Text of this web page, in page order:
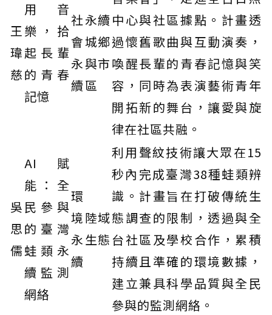
王
瑋
慈
用音
樂，拾
起長輩
的青春
記憶
社
會
永
續
永續
城鄉
與市
區
中心與社區據點。計畫透
過懷舊歌曲與互動演奏，
喚醒長輩的青春記憶與笑
容，同時為表演藝術青年
開拓新的舞台，讓愛與旋
律在社區共融。
吳
思
儒
AI賦
能：全
民參與
的臺灣
蛙類永
續監測
網絡
環
境
永
續
陸域
生態
利用聲紋技術讓大眾在15
秒內完成臺灣38種蛙類辨
識。計畫旨在打破傳統生
態調查的限制，透過與全
台社區及學校合作，累積
持續且準確的環境數據，
建立兼具科學品質與全民
參與的監測網絡。